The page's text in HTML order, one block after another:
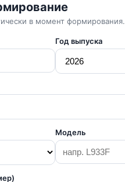
в момент формирования.
Год выпуска
Модель